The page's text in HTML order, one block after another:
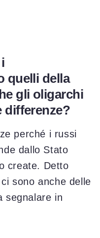
quelli della
gli oligarchi
differenze?
perché i russi
dallo Stato
create. Detto
sono anche delle
segnalare in